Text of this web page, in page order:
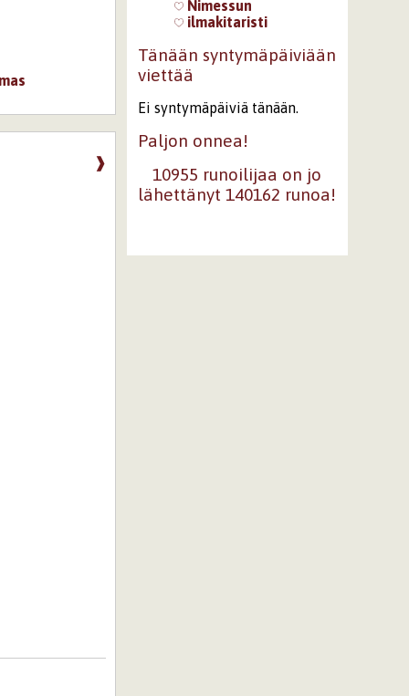
❱
Nimessun
ilmakitaristi
Tänään syntymäpäiviään
viettää
Ei syntymäpäiviä tänään.
Paljon onnea!
10955 runoilijaa on jo
lähettänyt 140162 runoa!